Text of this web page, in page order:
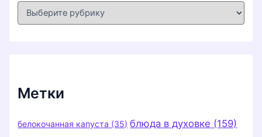
Р
Метки
белокочанная капуста (35) блюда в духовке (159)